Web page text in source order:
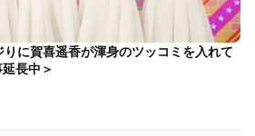
に賀喜遥香が渾身のツッコミを入れて
長中＞